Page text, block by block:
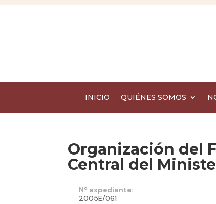
INICIO QUIÉNES SOMOS
Organización del
Central del
Nº expediente:
2005E/061